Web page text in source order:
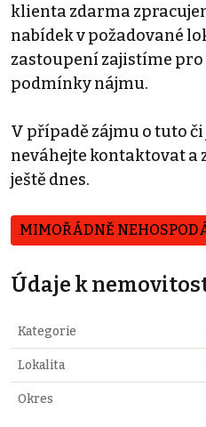
klienta zdarma
nabídek v požadované
zastoupení zajistíme
podmínky nájmu.
V případě zájmu o tuto
neváhejte kontaktovat a
ještě dnes.
MIMOŘÁDNĚ
Údaje k
Kategorie
Lokalita
Okres